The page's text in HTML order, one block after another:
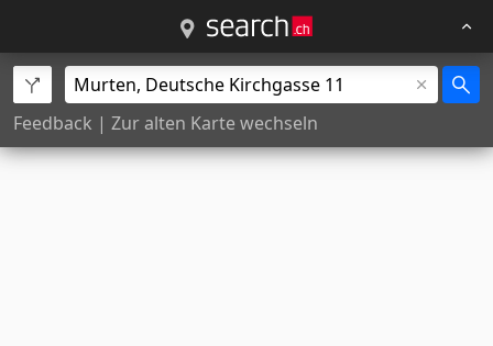
Feedback | Zur alten Karte wechseln